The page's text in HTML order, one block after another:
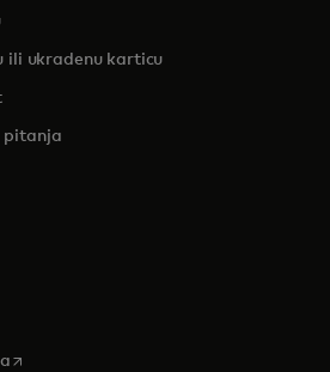
ili ukradenu karticu
pitanja
opens in a new tab